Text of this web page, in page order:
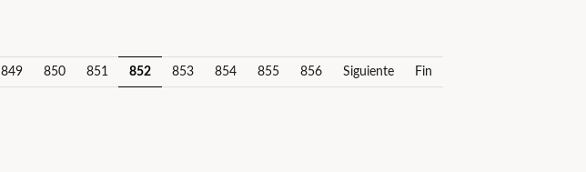
849 850 851 852 853 854 855 856 Siguiente Fin